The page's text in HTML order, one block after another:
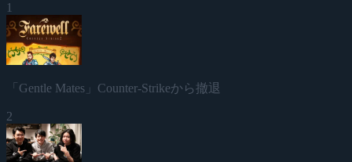
1
「Gentle Mates」Counter-Strikeから撤退
2